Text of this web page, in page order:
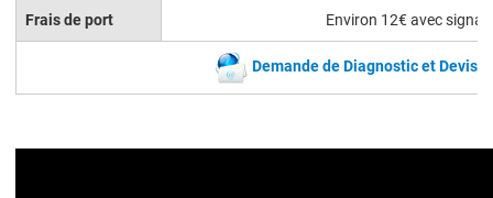
Frais de port Environ 12€ avec
Demande de Diagnostic et Devis